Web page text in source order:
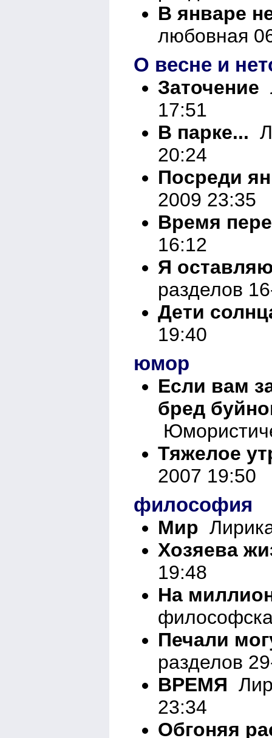
В январе
любовная
О весне и
Заточение
17:51
В парке...
20:24
Посреди
2009 23:35
Время
16:12
Я
разделов
Дети
19:40
юмор
Если вам
бред
Тяжелое
2007 19:50
философия
Мир
Хозяева
19:48
На
Печали
разделов
ВРЕМЯ
23:34
Обгоняя